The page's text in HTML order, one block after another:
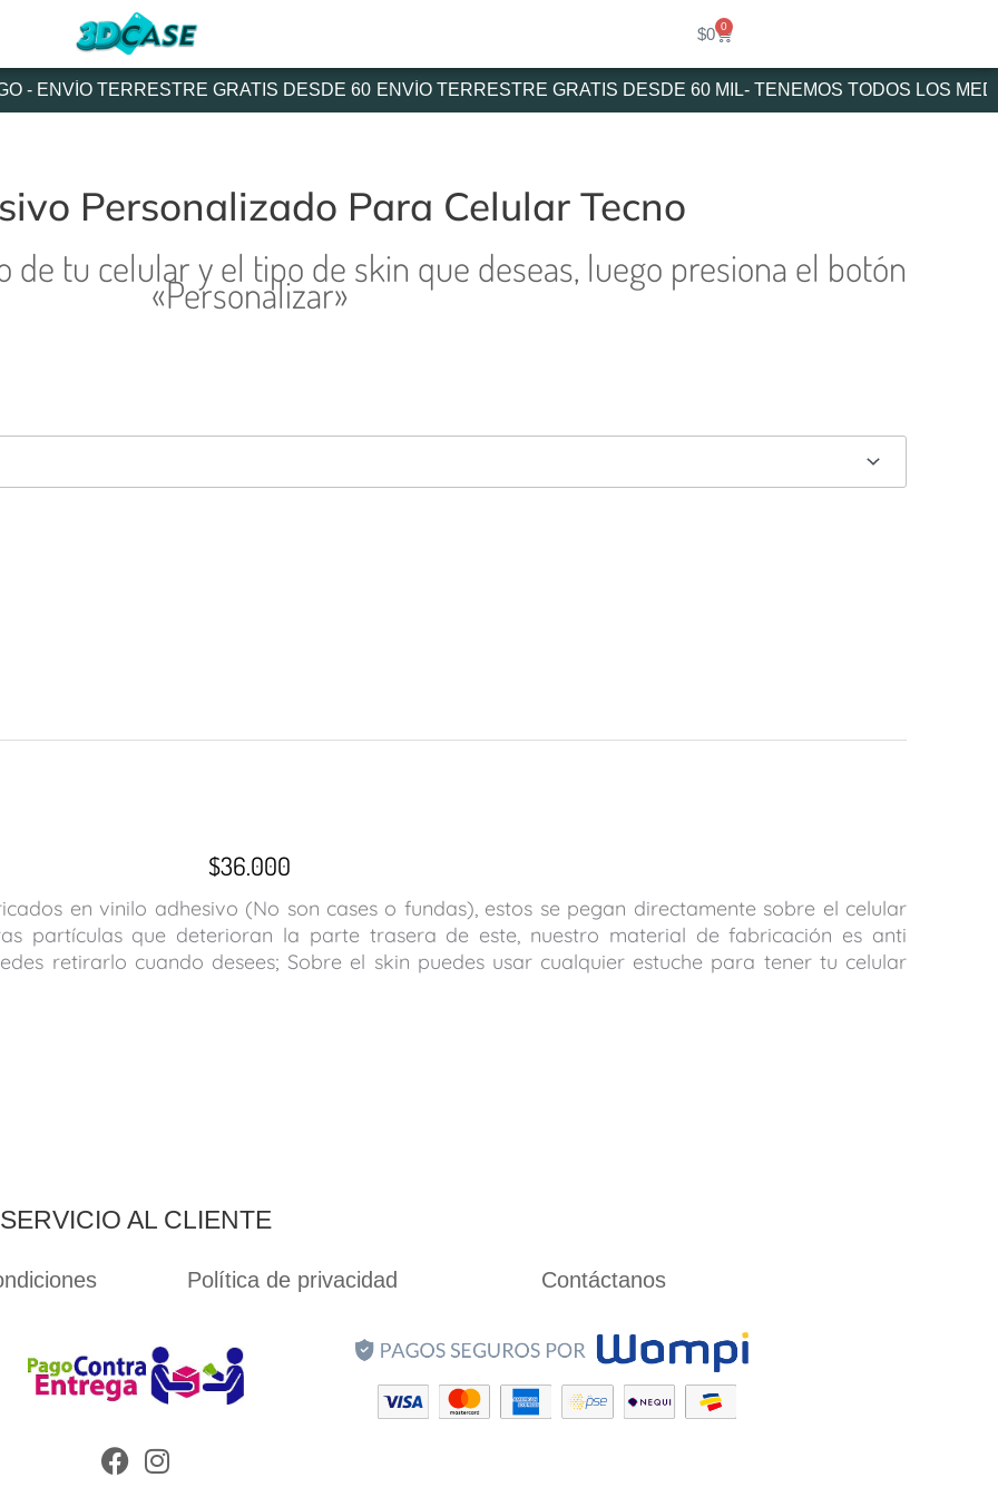
$0 0
Cart
- ENVÍO TERRESTRE GRATIS DESDE 60 ENVÍO TERRESTRE GRATIS DESDE 60 MIL- TENEMOS TODOS LOS
Personalizado Para Celular Tecno
de tu celular y el tipo de skin que deseas, luego presiona el botón
«Personalizar»
$36.000
en vinilo adhesivo (No son cases o fundas), estos se pegan directamente sobre el celular
partículas que deterioran la parte trasera de este, nuestro material de fabricación es anti
retirarlo cuando desees; Sobre el skin puedes usar cualquier estuche para tener tu celular
SERVICIO AL CLIENTE
Política de privacidad Contáctanos
Facebook
Instagram